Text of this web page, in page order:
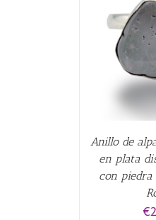
Anillo de
en plata
con piedra
€